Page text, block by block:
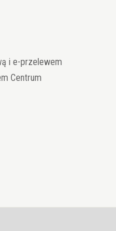
i e-przelewem
Centrum